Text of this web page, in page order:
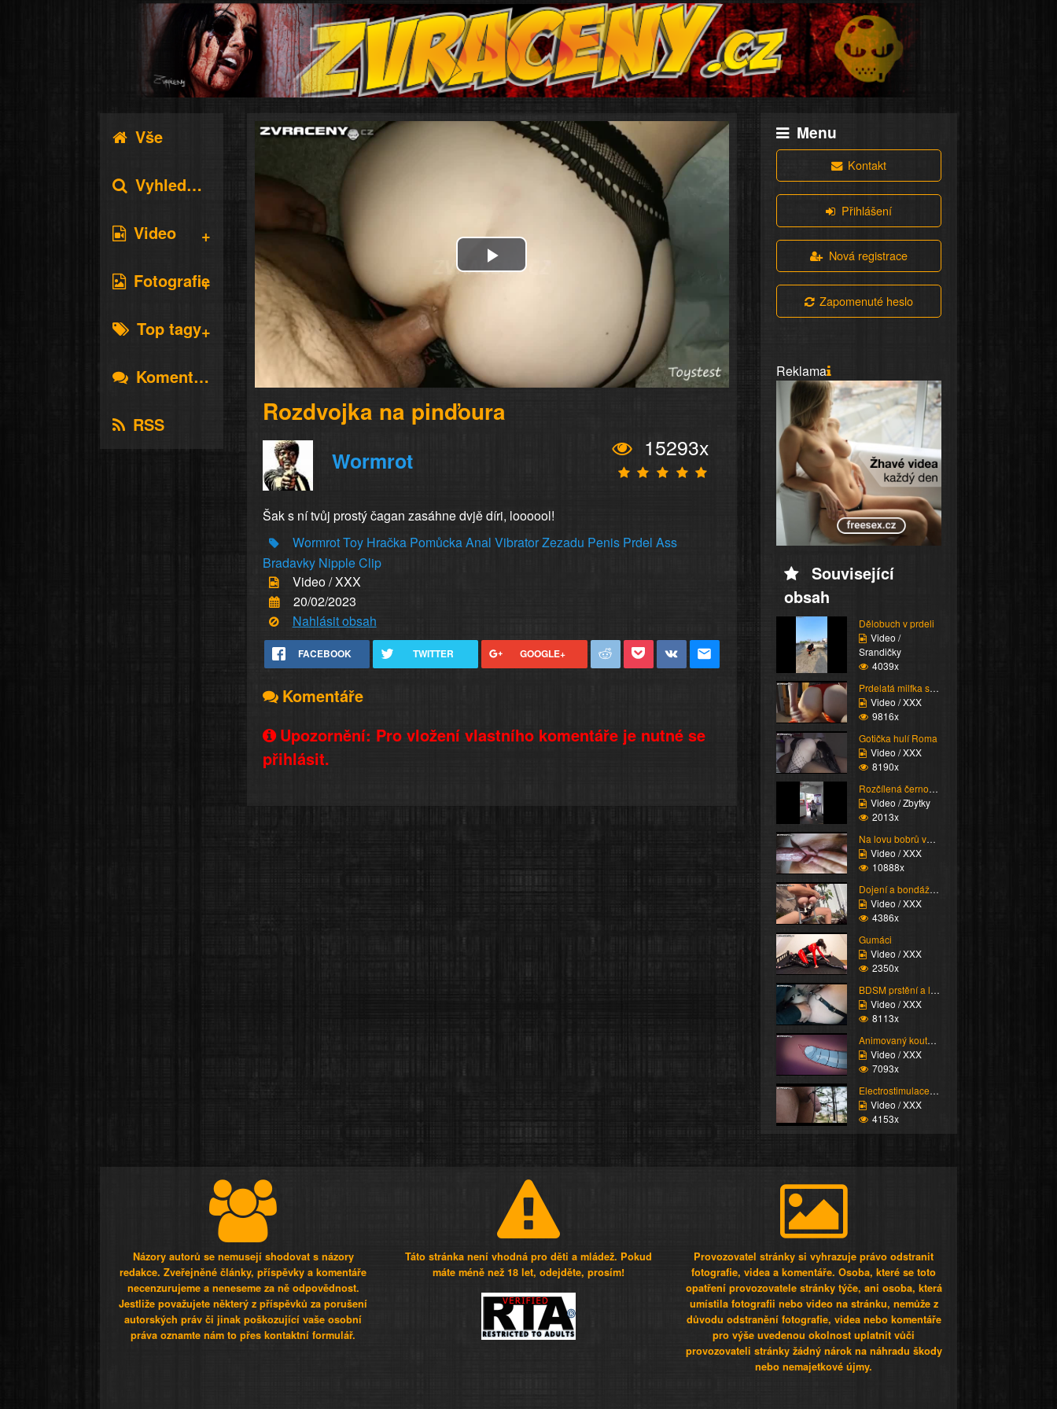
Vše
Vyhledávání
Video
Fotografie
Top tagy
Komentáře
RSS
Play
Rozdvojka na pinďoura
Wormrot
15293x
Šak s ní tvůj prostý čagan zasáhne dvjě díri, loooool!
WormrotToy Hračka PomůckaAnal VibratorZezadu Penis Prdel Ass
Bradavky NippleClip
Video / XXX
20/02/2023
Nahlásit obsah
FACEBOOK TWITTER GOOGLE+
Komentáře
Upozornění: Pro vložení vlastního komentáře je nutné se
přihlásit.
Menu
Kontakt
Přihlášení
Nová registrace
Zapomenuté heslo
Reklama
Související
obsah
Dělobuch v prdeli
Video /
Srandičky
4039x
Prdelatá milfka si ose...
Video / XXX
9816x
Gotička hulí Roma
Video / XXX
8190x
Rozčílená černoška
Video / Zbytky
2013x
Na lovu bobrů vol.76
Video / XXX
10888x
Dojení a bondáž vemen
Video / XXX
4386x
Gumáci
Video / XXX
2350x
BDSM prstění a lízání ...
Video / XXX
8113x
Animovaný koutek vol.1...
Video / XXX
7093x
Electrostimulace pinďo...
Video / XXX
4153x
Názory autorů se nemusejí shodovat s názory
redakce. Zveřejněné články, příspěvky a komentáře
necenzurujeme a neneseme za ně odpovědnost.
Jestliže považujete některý z příspěvků za porušení
autorských práv či jinak poškozující vaše osobní
práva oznamte nám to přes kontaktní formulář.
Táto stránka není vhodná pro děti a mládež. Pokud
máte méně než 18 let, odejděte, prosím!
Provozovatel stránky si vyhrazuje právo odstranit
fotografie, videa a komentáře. Osoba, které se toto
opatření provozovatele stránky týče, ani osoba, která
umístila fotografii nebo video na stránku, nemůže z
důvodu odstranění fotografie, videa nebo komentáře
pro výše uvedenou okolnost uplatnit vůči
provozovateli stránky žádný nárok na náhradu škody
nebo nemajetkové újmy.